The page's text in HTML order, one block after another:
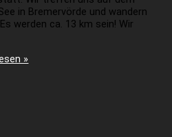
in Bremervörde und wandern
werden ca. 13 km sein! Wir
»